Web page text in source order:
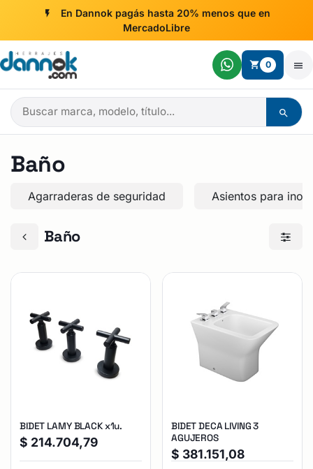
En Dannok pagás hasta 20% menos que en
MercadoLibre
0
Ir al contenido
Baño
Agarraderas de seguridad Asientos para
Baño
BIDET LAMY BLACK x1u.
$ 214.704,79
BIDET DECA LIVING 3
AGUJEROS
$ 381.151,08